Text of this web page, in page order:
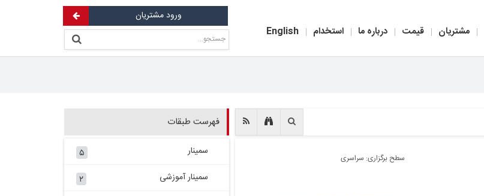
مشتریان قیمت درباره ما استخدام English
ورود مشتریان
سطح برگزاری: سراسری
فهرست طبقات
سمینار
۵
سمینار آموزشی
۲